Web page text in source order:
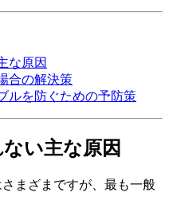
な原因
合の解決策
ルを防ぐための予防策
い主な原因
まざまですが、最も一般